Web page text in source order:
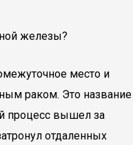
железы?
место и
раком. Это название
процесс вышел за
отдаленных